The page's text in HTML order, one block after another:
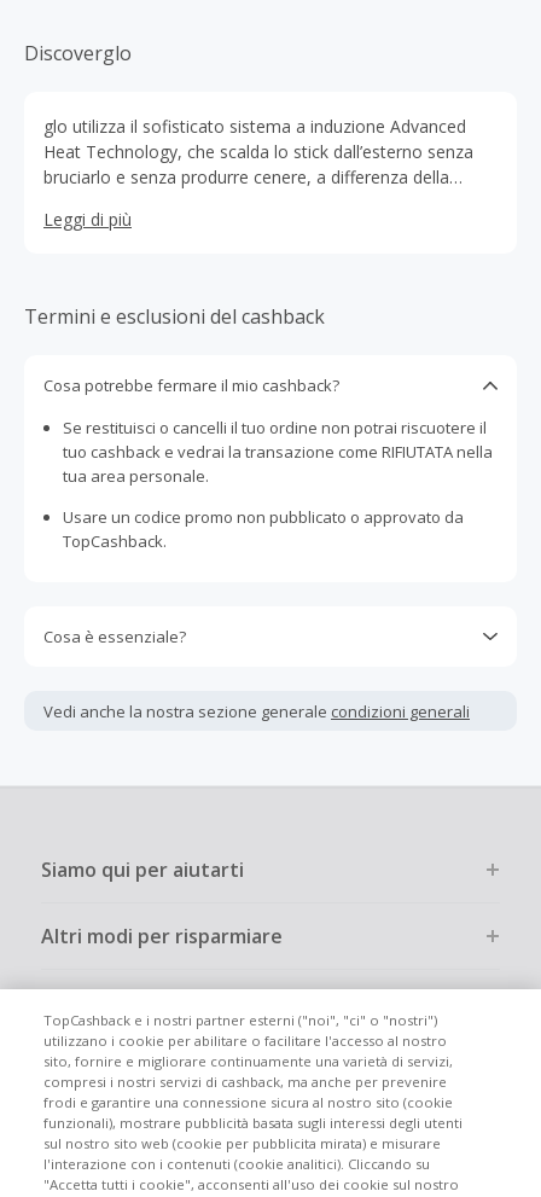
Discoverglo
glo utilizza il sofisticato sistema a induzione Advanced
Heat Technology, che scalda lo stick dall’esterno senza
bruciarlo e senza produrre cenere, a differenza della
contatto diretto con il tabacco. Grazie alla scienza e alla
design.
Leggi di più
Termini e esclusioni del cashback
Cosa potrebbe fermare il mio cashback?
Se restituisci o cancelli il tuo ordine non potrai riscuotere il
tuo cashback e vedrai la transazione come RIFIUTATA nella
tua area personale.
Usare un codice promo non pubblicato o approvato da
TopCashback.
Cosa è essenziale?
interamente online.
dall'acquisto. Pertanto, se noti che il tuo cashback è
Vedi anche la nostra sezione generale condizioni generali
Siamo qui per aiutarti
Altri modi per risparmiare
Partecipa
Info legali
TopCashback e i nostri partner esterni ("noi", "ci" o "nostri")
utilizzano i cookie per abilitare o facilitare l'accesso al nostro
sito, fornire e migliorare continuamente una varietà di servizi,
compresi i nostri servizi di cashback, ma anche per prevenire
frodi e garantire una connessione sicura al nostro sito (cookie
funzionali), mostrare pubblicità basata sugli interessi degli utenti
sul nostro sito web (cookie per pubblicita mirata) e misurare
l'interazione con i contenuti (cookie analitici). Cliccando su
"Accetta tutti i cookie", acconsenti all'uso dei cookie sul nostro